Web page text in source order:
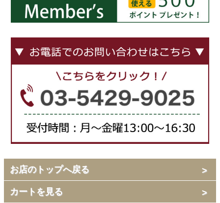
お店のトップへ戻る
カートを見る